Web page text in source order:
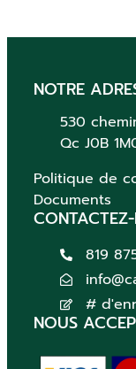
NOTRE
530
Qc J0B
Politique de
Documents
819
#
NOUS